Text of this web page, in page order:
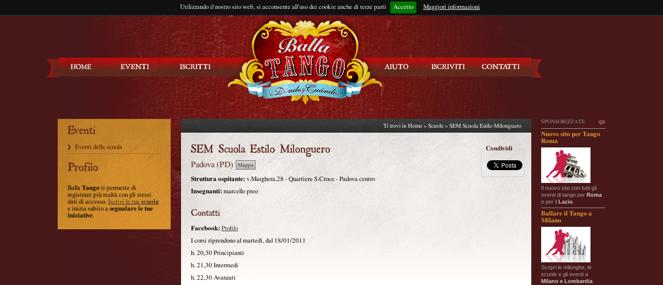
Utilizzando il nostro sito web, si acconsente all'uso dei cookie anche di terze parti Accetto Maggiori informazioni
Rimani connesso?
SPONSORIZZATE
Nuovo sito per Tango
Roma
Il nuovo sito con tutti gli
eventi di tango per Roma
e per il Lazio
Ballare il Tango a
Milano
Scopri le milonghe, le
scuole e gli eventi a
Milano e Lombardia
Eventi della scuola
Balla Tango ti permette di
registrare più realtà con gli stessi
dati di accesso. Iscrivi la tua scuola
e inizia subito a segnalare le tue
iniziative.
Ti trovi in Home » Scuole » SEM Scuola Estilo Milonguero
Padova (PD) Mappa
Condividi
Struttura ospitante: v.Marghera,28 - Quartiere S.Croce - Padova centro
Insegnanti: marcello preo
Facebook: Profilo
I corsi riprendono al martedì, dal 18/01/2011
h. 20,30 Principianti
h. 21,30 Intermedi
h. 22,30 Avanzati